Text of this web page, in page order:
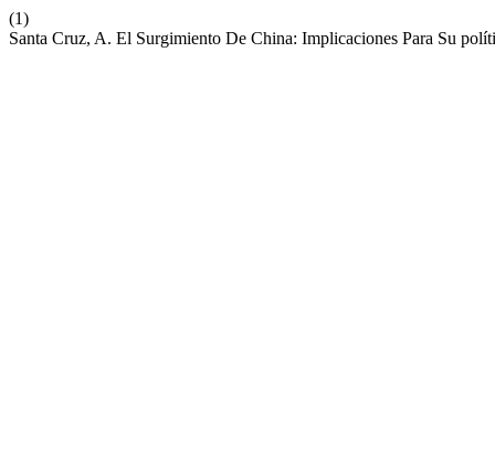
(1)
Santa Cruz, A. El Surgimiento De China: Implicaciones Para Su